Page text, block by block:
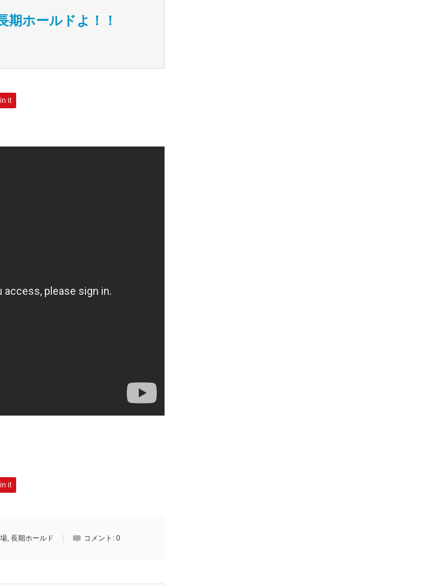
期ホールドよ！！
it
it
, 長期ホールド コメント: 0